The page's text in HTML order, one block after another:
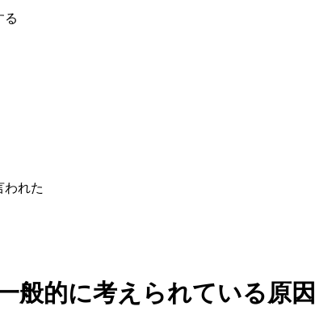
る
われた
般的に考えられている原因